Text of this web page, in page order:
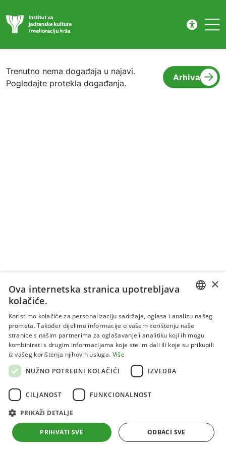
Trenutno nema događaja u najavi.
Pogledajte protekla događanja.
Arhiva
Uvjeti korištenja
Politika privatnosti
Kolačići
melioraciju krša
ENGLISH
×
Ova internetska stranica upotrebljava
kolačiće.
Koristimo kolačiće za personalizaciju sadržaja, oglasa i analizu našeg
prometa. Također dijelimo informacije o vašem korištenju naše
stranice s našim partnerima za oglašavanje i analitiku koji ih mogu
kombinirati s drugim informacijama koje ste im dali ili koje su prikupili
iz vašeg korištenja njihovih usluga. Više
NUŽNO POTREBNI KOLAČIĆI
IZVEDBA
CILJANOST FUNKCIONALNOST
PRIKAŽI DETALJE
PRIHVATI SVE ODBACI SVE